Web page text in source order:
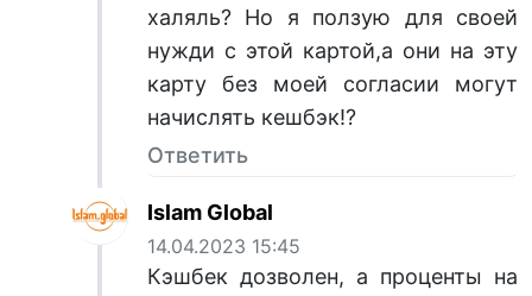
халяль? Но я ползую для своей
нужди с этой картой,а они на эту
карту без моей согласии могут
начислять кешбэк!?
Ответить
Islam Global
14.04.2023 15:45
Кэшбек дозволен, а проценты на